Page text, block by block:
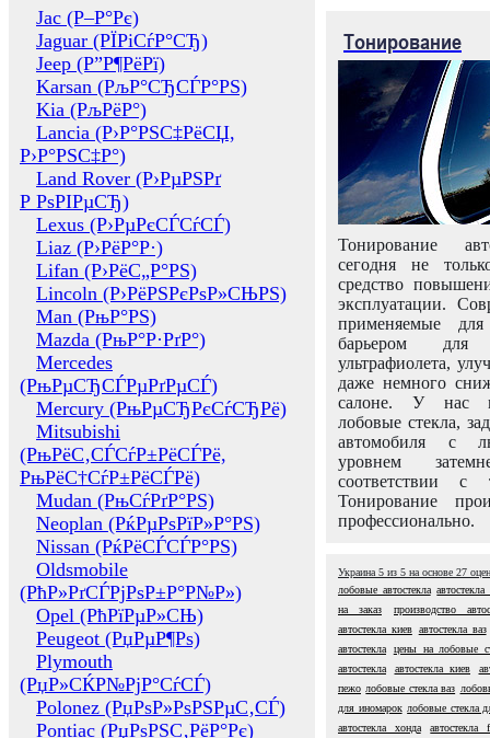
Jac (Р–Р°Рє)
Jaguar (РЇРіСѓР°СЂ)
Jeep (Р”Р¶РёРї)
Karsan (РљР°СЂСЃР°РЅ)
Kia (РљРёР°)
Lancia (Р›Р°РЅС‡РёСЏ,
Р›Р°РЅС‡Р°)
Land Rover (Р›РµРЅРґ
Р РѕРІРµСЂ)
Lexus (Р›РµРєСЃСѓСЃ)
Liaz (Р›РёР°Р·)
Lifan (Р›РёС„Р°РЅ)
Lincoln (Р›РёРЅРєРѕР»СЊРЅ)
Man (РњР°РЅ)
Mazda (РњР°Р·РґР°)
Mercedes
(РњРµСЂСЃРµРґРµСЃ)
Mercury (РњРµСЂРєСѓСЂРё)
Mitsubishi
(РњРёС‚СЃСѓР±РёСЃРё,
РњРёС†СѓР±РёСЃРё)
Mudan (РњСѓРґР°РЅ)
Neoplan (РќРµРѕРїР»Р°РЅ)
Nissan (РќРёСЃСЃР°РЅ)
Oldsmobile
(РћР»РґСЃРјРѕР±Р°Р№Р»)
Opel (РћРїРµР»СЊ)
Peugeot (РџРµР¶Рѕ)
Plymouth
(РџР»СЌР№РјР°СѓСЃ)
Polonez (РџРѕР»РѕРЅРµС‚СЃ)
Pontiac (РџРѕРЅС‚РёР°Рє)
Тонирование
Тонирование
сегодня не
средство
эксплуатации.
применяемые
барьером для
ультрафиолета,
даже немного
салоне. У нас
лобовые стекла,
автомобиля с
уровнем
соответствии с
Тонирование
профессионально.
Украина 5 из 5 на основе 27
лобовые автостекла
на заказ
производство
автостекла киев автостекла ваз
автостекла
цены на лобовые
автостекла
автостекла киев
пежо лобовые стекла ваз
для иномарок лобовые стекла
автостекла хонда
автостекла